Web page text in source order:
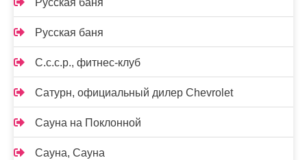
Русская баня
Русская баня
С.с.с.р., фитнес-клуб
Сатурн, официальный дилер Chevrolet
Сауна на Поклонной
Сауна, Сауна